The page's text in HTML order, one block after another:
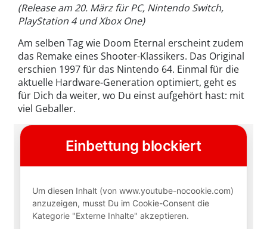
(Release am 20. März für PC, Nintendo Switch,
PlayStation 4 und Xbox One)
Am selben Tag wie Doom Eternal erscheint zudem
das Remake eines Shooter-Klassikers. Das Original
erschien 1997 für das Nintendo 64. Einmal für die
aktuelle Hardware-Generation optimiert, geht es
für Dich da weiter, wo Du einst aufgehört hast: mit
viel Geballer.